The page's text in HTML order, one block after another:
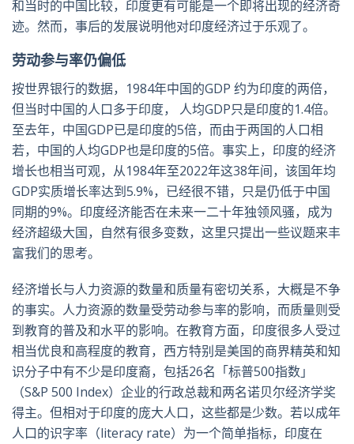
和当时的中国比较，印度更有可能是一个即将出现的经济奇
迹。然而，事后的发展说明他对印度经济过于乐观了。
劳动参与率仍偏低
按世界银行的数据，1984年中国的GDP 约为印度的两倍，
但当时中国的人口多于印度， 人均GDP只是印度的1.4倍。
至去年，中国GDP已是印度的5倍，而由于两国的人口相
若，中国的人均GDP也是印度的5倍。事实上，印度的经济
增长也相当可观，从1984年至2022年这38年间，该国年均
GDP实质增长率达到5.9%，已经很不错，只是仍低于中国
同期的9%。印度经济能否在未来一二十年独领风骚，成为
经济超级大国，自然有很多变数，这里只提出一些议题来丰
富我们的思考。
经济增长与人力资源的数量和质量有密切关系，大概是不争
的事实。人力资源的数量受劳动参与率的影响，而质量则受
到教育的普及和水平的影响。在教育方面，印度很多人受过
相当优良和高程度的教育，西方特别是美国的商界精英和知
识分子中有不少是印度裔，包括26名「标普500指数」
（S&P 500 Index）企业的行政总裁和两名诺贝尔经济学奖
得主。但相对于印度的庞大人口，这些都是少数。若以成年
人口的识字率（literacy rate）为一个简单指标，印度在